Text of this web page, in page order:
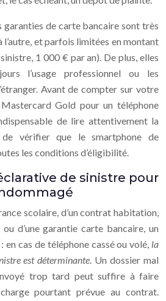
de carte bancaire sont très
l’autre, et parfois limitées en montant
1 000 € par an). De plus, elles
l’usage professionnel ou les
Avant de compter sur votre
Gold pour un téléphone
de lire attentivement la
de vérifier que le smartphone de
les conditions d’éligibilité.
de sinistre pour
scolaire, d’un contrat habitation,
ou d’une garantie carte bancaire, un
en cas de téléphone cassé ou volé, la
est déterminante. Un dossier mal
trop tard peut suffire à faire
pourtant prévue au contrat.